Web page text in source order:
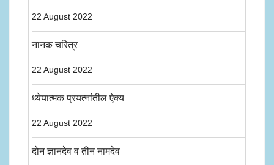
22 August 2022
नानक चरित्र
22 August 2022
ध्येयात्मक प्रयत्नांतील ऐक्य
22 August 2022
दोन ज्ञानदेव व तीन नामदेव